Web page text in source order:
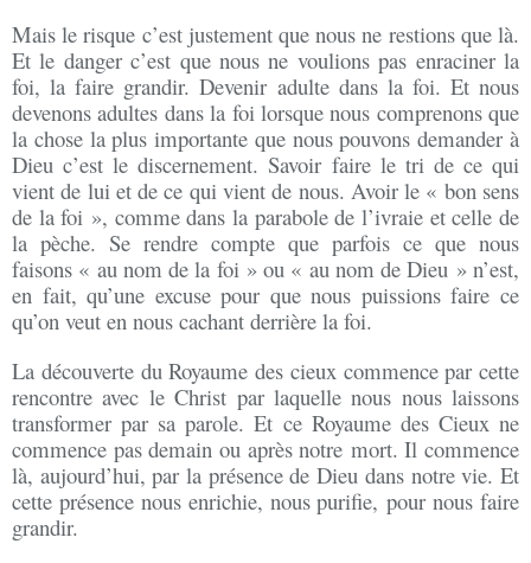
Mais le risque c’est justement que nous ne restions que là.
Et le danger c’est que nous ne voulions pas enraciner la
foi, la faire grandir. Devenir adulte dans la foi. Et nous
devenons adultes dans la foi lorsque nous comprenons que
la chose la plus importante que nous pouvons demander à
Dieu c’est le discernement. Savoir faire le tri de ce qui
vient de lui et de ce qui vient de nous. Avoir le « bon sens
de la foi », comme dans la parabole de l’ivraie et celle de
la pèche. Se rendre compte que parfois ce que nous
faisons « au nom de la foi » ou « au nom de Dieu » n’est,
en fait, qu’une excuse pour que nous puissions faire ce
qu’on veut en nous cachant derrière la foi.
La découverte du Royaume des cieux commence par cette
rencontre avec le Christ par laquelle nous nous laissons
transformer par sa parole. Et ce Royaume des Cieux ne
commence pas demain ou après notre mort. Il commence
là, aujourd’hui, par la présence de Dieu dans notre vie. Et
cette présence nous enrichie, nous purifie, pour nous faire
grandir.